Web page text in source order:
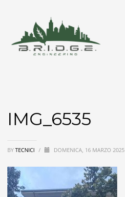
IMG_6535
BY TECNICI / DOMENICA, 16 MARZO 2025